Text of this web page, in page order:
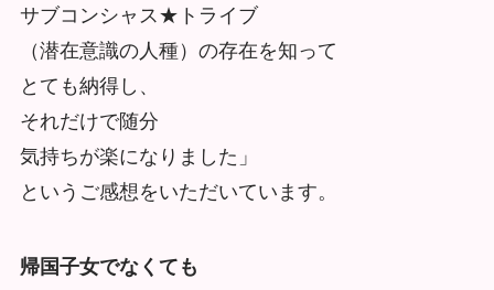
サブコンシャス★トライブ
（潜在意識の人種）の存在を知って
とても納得し、
それだけで随分
気持ちが楽になりました」
というご感想をいただいています。
帰国子女でなくても